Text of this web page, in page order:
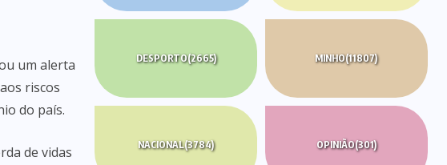
um alerta
riscos
do país.
de vidas
DESPORTO(2665) MINHO(11807)
NACIONAL(3784) OPINIÃO(301)